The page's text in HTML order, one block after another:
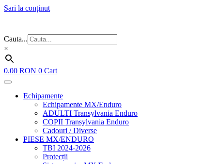
Sari la conținut
Cauta...
×
0.00 RON 0 Cart
Echipamente
Echipamente MX/Enduro
ADULTI Transylvania Enduro
COPII Transylvania Enduro
Cadouri / Diverse
PIESE MX/ENDURO
TBI 2024-2026
Protecții